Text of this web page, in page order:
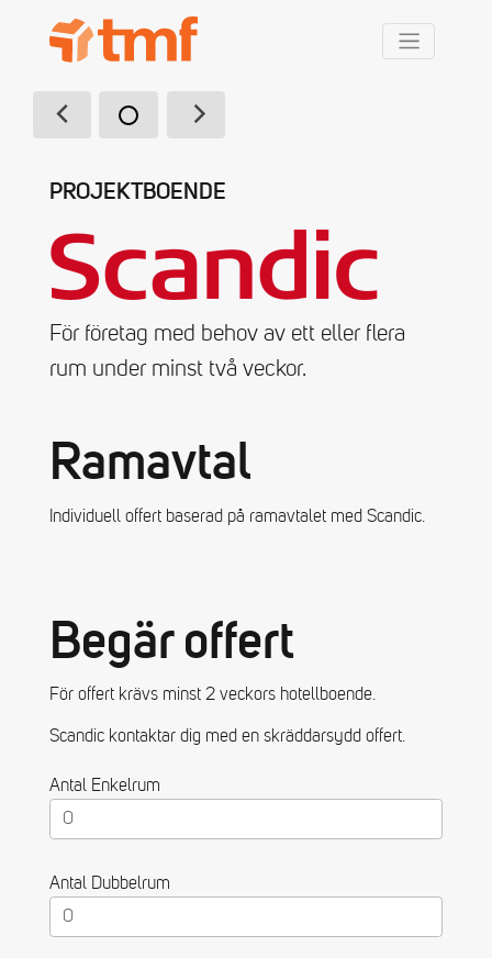
PROJEKTBOENDE
För företag med behov av ett eller flera
rum under minst två veckor.
Ramavtal
Individuell offert baserad på ramavtalet med Scandic.
Begär offert
För offert krävs minst 2 veckors hotellboende.
Scandic kontaktar dig med en skräddarsydd offert.
Antal Enkelrum
Antal Dubbelrum